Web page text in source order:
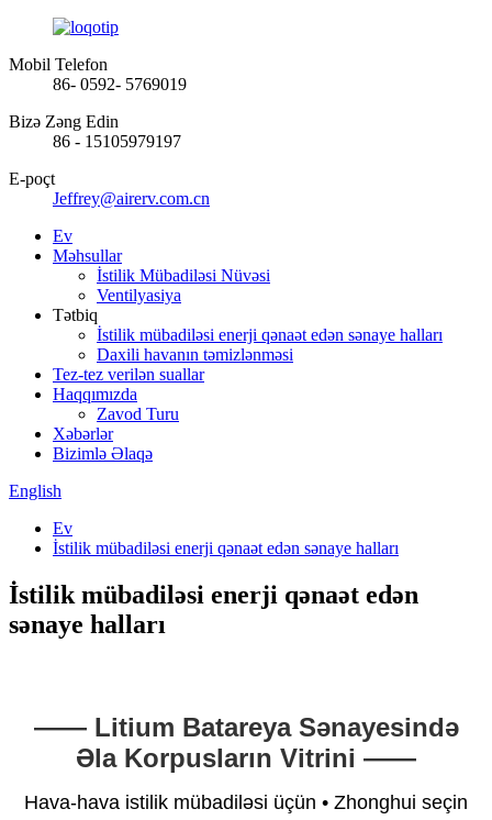
Mobil Telefon
86- 0592- 5769019
Bizə Zəng Edin
86 - 15105979197
E-poçt
Jeffrey@airerv.com.cn
Ev
Məhsullar
İstilik Mübadiləsi Nüvəsi
Ventilyasiya
Tətbiq
İstilik mübadiləsi enerji qənaət edən sənaye halları
Daxili havanın təmizlənməsi
Tez-tez verilən suallar
Haqqımızda
Zavod Turu
Xəbərlər
Bizimlə Əlaqə
English
Ev
İstilik mübadiləsi enerji qənaət edən sənaye halları
İstilik mübadiləsi enerji qənaət edən
sənaye halları
—— Litium Batareya Sənayesində
Əla Korpusların Vitrini ——
Hava-hava istilik mübadiləsi üçün • Zhonghui seçin